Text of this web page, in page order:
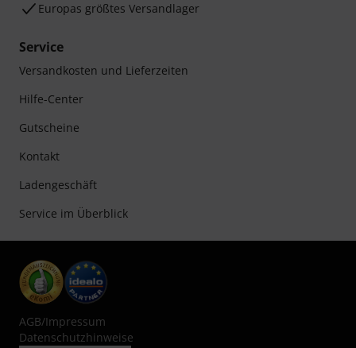
Europas größtes Versandlager
Service
Versandkosten und Lieferzeiten
Hilfe-Center
Gutscheine
Kontakt
Ladengeschäft
Service im Überblick
AGB/Impressum
Datenschutzhinweise